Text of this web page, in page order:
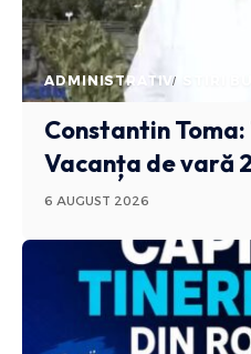
ADMINISTRATIV STIRI
Constantin
Vacanța de vară
6 AUGUST 2026